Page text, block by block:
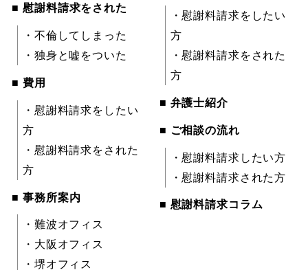
■ 慰謝料請求をされた
・不倫してしまった
・独身と嘘をついた
■ 費用
・慰謝料請求をしたい
方
・慰謝料請求をされた
方
■ 事務所案内
・難波オフィス
・大阪オフィス
・堺オフィス
・慰謝料請求をしたい
方
・慰謝料請求をされた
方
■ 弁護士紹介
■ ご相談の流れ
・慰謝料請求したい方
・慰謝料請求された方
■ 慰謝料請求コラム